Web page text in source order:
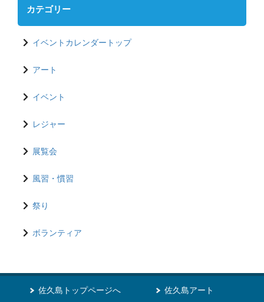
カテゴリー
イベントカレンダートップ
アート
イベント
レジャー
展覧会
風習・慣習
祭り
ボランティア
佐久島トップページへ 佐久島アート